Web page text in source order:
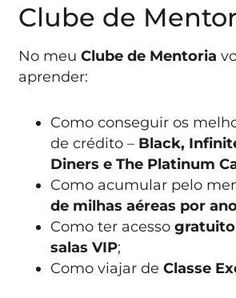
Clube de
No meuClube de Mentoria
aprender:
Como conseguir os
de crédito – Black,
Diners e The Platinum
Como acumular pelo
de milhas aéreas por
Como ter acesso
salas VIP;
Como viajar deClasse